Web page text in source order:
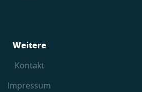
Weitere
Kontakt
Impressum